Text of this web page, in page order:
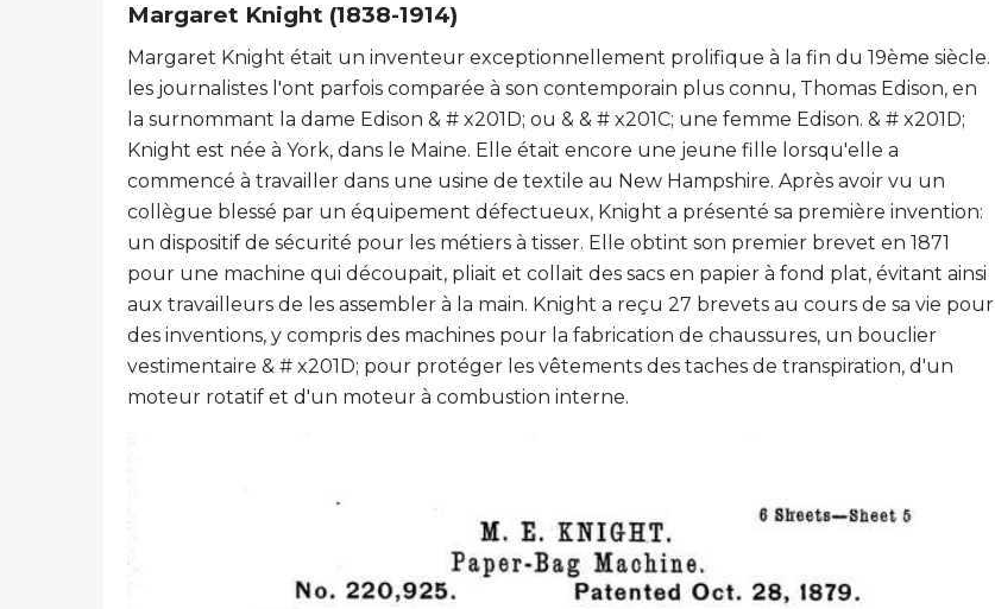
Margaret Knight (1838-1914)
Margaret Knight était un inventeur exceptionnellement prolifique à la fin du 19ème siècle.
les journalistes l'ont parfois comparée à son contemporain plus connu, Thomas Edison, en
la surnommant la dame Edison & # x201D; ou & & # x201C; une femme Edison. & # x201D;
Knight est née à York, dans le Maine. Elle était encore une jeune fille lorsqu'elle a
commencé à travailler dans une usine de textile au New Hampshire. Après avoir vu un
collègue blessé par un équipement défectueux, Knight a présenté sa première invention:
un dispositif de sécurité pour les métiers à tisser. Elle obtint son premier brevet en 1871
pour une machine qui découpait, pliait et collait des sacs en papier à fond plat, évitant ainsi
aux travailleurs de les assembler à la main. Knight a reçu 27 brevets au cours de sa vie pour
des inventions, y compris des machines pour la fabrication de chaussures, un bouclier
vestimentaire & # x201D; pour protéger les vêtements des taches de transpiration, d'un
moteur rotatif et d'un moteur à combustion interne.